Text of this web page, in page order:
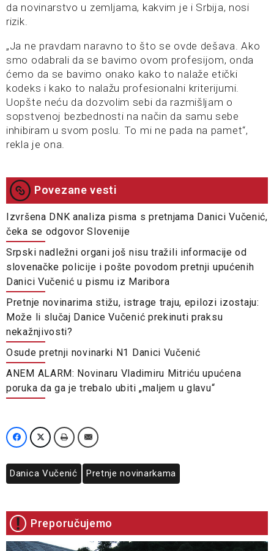
da novinarstvo u zemljama, kakvim je i Srbija, nosi
rizik.
„Ja ne pravdam naravno to što se ovde dešava. Ako
smo odabrali da se bavimo ovom profesijom, onda
ćemo da se bavimo onako kako to nalaže etički
kodeks i kako to nalažu profesionalni kriterijumi.
Uopšte neću da dozvolim sebi da razmišljam o
sopstvenoj bezbednosti na način da samu sebe
inhibiram u svom poslu. To mi ne pada na pamet“,
rekla je ona.
Povezane vesti
Izvršena DNK analiza pisma s pretnjama Danici Vučenić,
čeka se odgovor Slovenije
Srpski nadležni organi još nisu tražili informacije od
slovenačke policije i pošte povodom pretnji upućenih
Danici Vučenić u pismu iz Maribora
Pretnje novinarima stižu, istrage traju, epilozi izostaju:
Može li slučaj Danice Vučenić prekinuti praksu
nekažnjivosti?
Osude pretnji novinarki N1 Danici Vučenić
ANEM ALARM: Novinaru Vladimiru Mitriću upućena
poruka da ga je trebalo ubiti „maljem u glavu“
Danica Vučenić Pretnje novinarkama
Preporučujemo